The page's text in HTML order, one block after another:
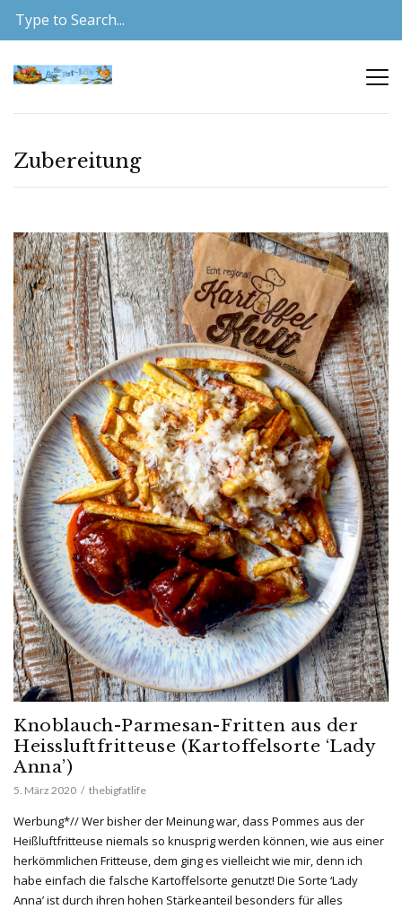
Zubereitung
Knoblauch-Parmesan-Fritten aus der
Heissluftfritteuse (Kartoffelsorte ‘Lady
Anna’)
5. März 2020 thebigfatlife
Werbung*// Wer bisher der Meinung war, dass Pommes aus der
Heißluftfritteuse niemals so knusprig werden können, wie aus einer
herkömmlichen Fritteuse, dem ging es vielleicht wie mir, denn ich
habe einfach die falsche Kartoffelsorte genutzt! Die Sorte ‘Lady
Anna’ ist durch ihren hohen Stärkeanteil besonders für alles